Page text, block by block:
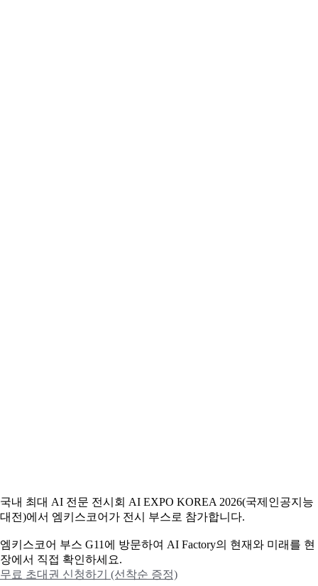
국내 최대 AI 전문 전시회 AI EXPO KOREA 2026(국제인공지능
대전)에서 엠키스코어가 전시 부스로 참가합니다.
엠키스코어 부스 G11에 방문하여 AI Factory의 현재와 미래를 현
장에서 직접 확인하세요.
무료 초대권 신청하기 (선착순 증정)